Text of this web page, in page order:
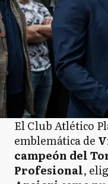
El Club Atlético
emblemática de
campeón del
Profesional,